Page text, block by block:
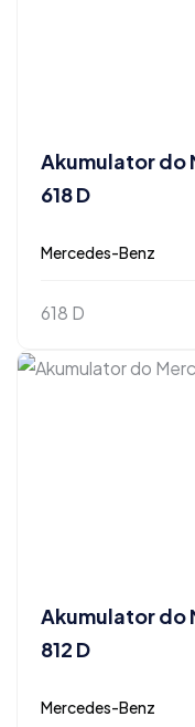
Akumulator do
618 D
Mercedes-Benz
618 D
Akumulator do
812 D
Mercedes-Benz